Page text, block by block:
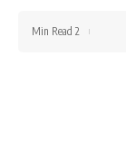
2 Min Read